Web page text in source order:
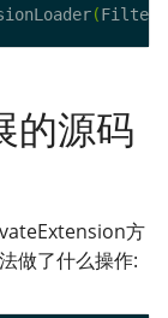
(Filter
的源码
方
做了什么操作: